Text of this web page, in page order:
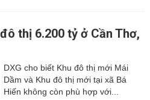
thị 6.200 tỷ ở Cần Thơ,
DXG cho biết Khu đô thị mới Mái
Dầm và Khu đô thị mới tại xã Bá
Hiến không còn phù hợp với...